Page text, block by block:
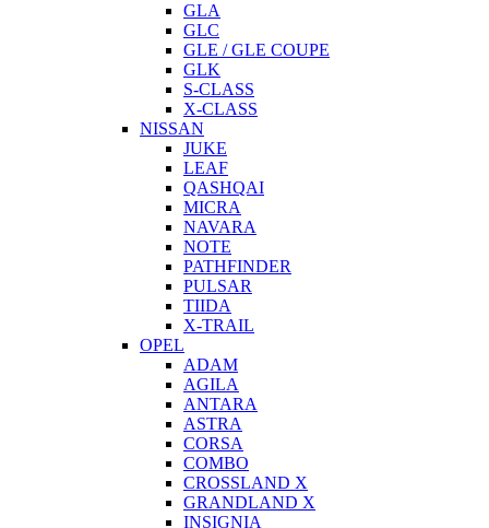
GLA
GLC
GLE / GLE COUPE
GLK
S-CLASS
X-CLASS
NISSAN
JUKE
LEAF
QASHQAI
MICRA
NAVARA
NOTE
PATHFINDER
PULSAR
TIIDA
X-TRAIL
OPEL
ADAM
AGILA
ANTARA
ASTRA
CORSA
COMBO
CROSSLAND X
GRANDLAND X
INSIGNIA